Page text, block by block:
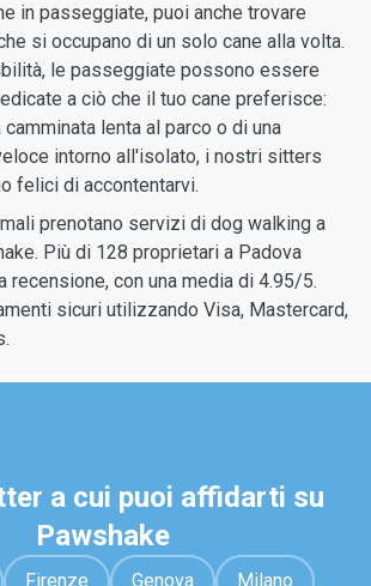
in passeggiate, puoi anche trovare
si occupano di un solo cane alla volta.
le passeggiate possono essere
a ciò che il tuo cane preferisce:
lenta al parco o di una
intorno all'isolato, i nostri sitters
felici di accontentarvi.
prenotano servizi di dog walking a
Più di 128 proprietari a Padova
recensione, con una media di 4.95/5.
sicuri utilizzando Visa, Mastercard,
a cui puoi affidarti su
Pawshake
Firenze Genova Milano